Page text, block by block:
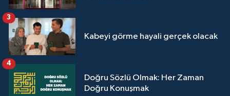
Kabeyi görme hayali gerçek olacak
3
Doğru Sözlü Olmak: Her Zaman
Doğru Konuşmak
4